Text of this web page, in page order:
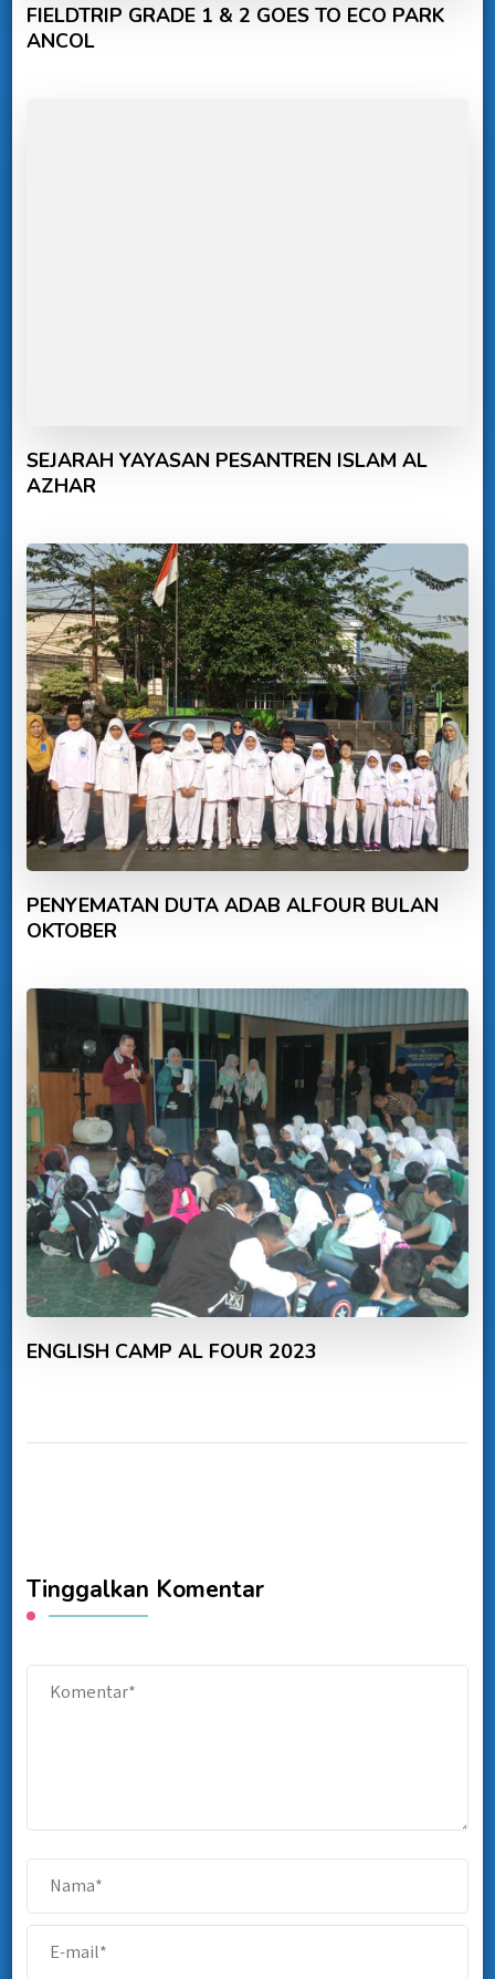
FIELDTRIP GRADE 1 & 2 GOES TO ECO PARK
ANCOL
SEJARAH YAYASAN PESANTREN ISLAM AL
AZHAR
PENYEMATAN DUTA ADAB ALFOUR BULAN
OKTOBER
ENGLISH CAMP AL FOUR 2023
Tinggalkan Komentar